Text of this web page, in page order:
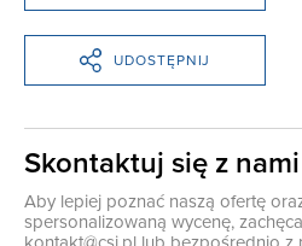
UDOSTĘPNIJ
Skontaktuj się z nami
Aby lepiej poznać naszą ofertę
spersonalizowaną wycenę,